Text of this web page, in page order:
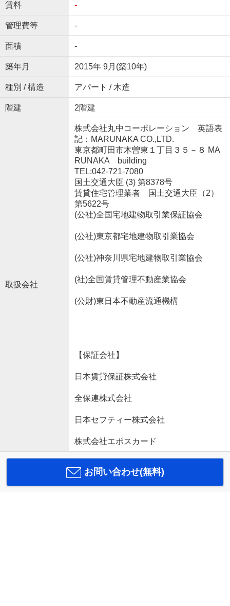
賃料 -
管理費等 -
面積 -
築年月 2015年 9月(築10年)
種別 / 構造 アパート / 木造
階建 2階建
取扱会社
株式会社丸中コーポレーション 英語表
記：MARUNAKA CO.,LTD.
東京都町田市木曽東１丁目３５－８ MA
RUNAKA building
TEL:042-721-7080
国土交通大臣 (3) 第8378号
賃貸住宅管理業者 国土交通大臣（2）
第5622号
(公社)全国宅地建物取引業保証協会
(公社)東京都宅地建物取引業協会
(公社)神奈川県宅地建物取引業協会
(社)全国賃貸管理不動産業協会
(公財)東日本不動産流通機構
【保証会社】
日本賃貸保証株式会社
全保連株式会社
日本セフティー株式会社
株式会社エポスカード
お問い合わせ(無料)